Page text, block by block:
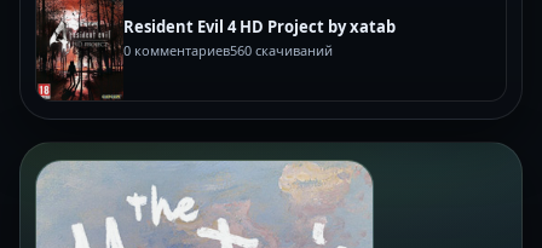
Resident Evil 4 HD Project by xatab
0 комментариев560 скачиваний